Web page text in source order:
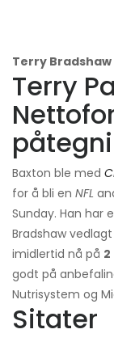
Terry
Terry
Baxton ble med
for å bli en NFL
Sunday. Han har
Bradshaw
imidlertid nå på
godt på
Nutrisystem og
Sitater